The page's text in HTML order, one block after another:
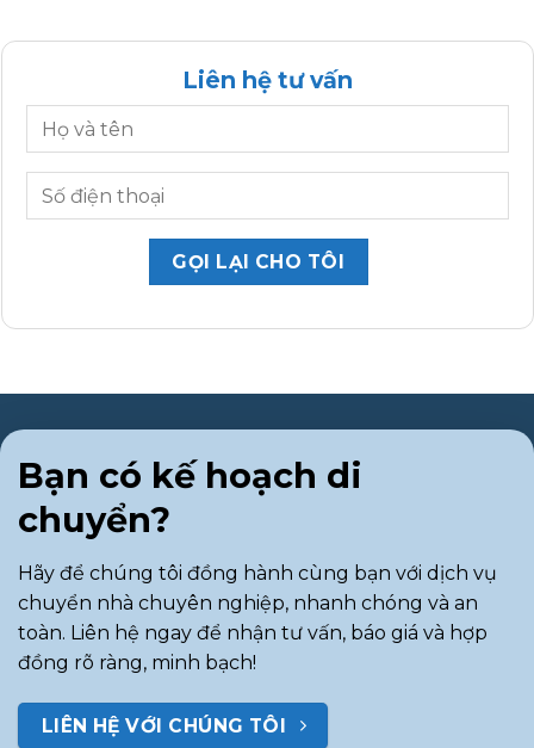
Liên hệ tư vấn
Bạn có kế hoạch di
chuyển?
Hãy để chúng tôi đồng hành cùng bạn với dịch vụ
chuyển nhà chuyên nghiệp, nhanh chóng và an
toàn. Liên hệ ngay để nhận tư vấn, báo giá và hợp
đồng rõ ràng, minh bạch!
LIÊN HỆ VỚI CHÚNG TÔI